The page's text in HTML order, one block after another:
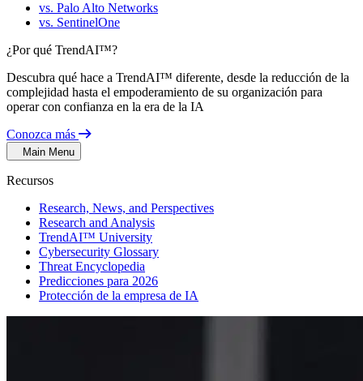
vs. Palo Alto Networks
vs. SentinelOne
¿Por qué TrendAI™?
Descubra qué hace a TrendAI™ diferente, desde la reducción de la
complejidad hasta el empoderamiento de su organización para
operar con confianza en la era de la IA
Conozca más
Main Menu
Recursos
Research, News, and Perspectives
Research and Analysis
TrendAI™ University
Cybersecurity Glossary
Threat Encyclopedia
Predicciones para 2026
Protección de la empresa de IA